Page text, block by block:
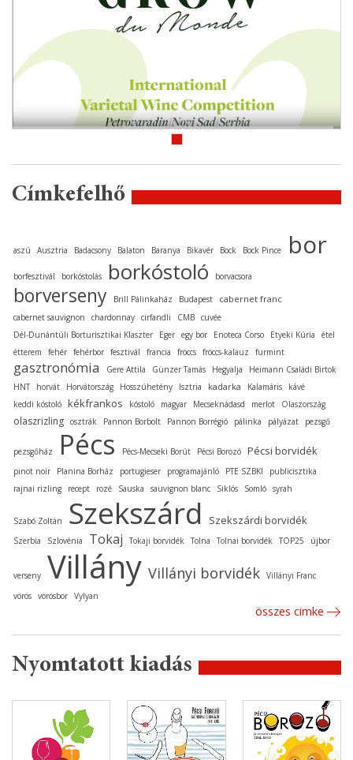
Címkefelhő
aszú Ausztria Badacsony Balaton Baranya Bikavér Bock Bock Pince bor
borfesztivál borkóstolás borkóstoló borvacsora
borverseny Brill Pálinkaház Budapest cabernet franc
cabernet sauvignon chardonnay cirfandli CMB cuvée
Dél-Dunántúli Borturisztikai Klaszter
Eger egy bor Enoteca Corso Etyeki Kúria
étel
étterem
fehér fehérbor fesztivál francia fröccs fröccs-kalauz furmint
gasztronómia Gere Attila Günzer Tamás Hegyalja
Heimann Családi Birtok
HNT
horvát Horvátország Hosszúhetény Isztria kadarka Kalamáris
kávé
keddi kóstoló kékfrankos kóstoló magyar Mecseknádasd merlot Olaszország
olaszrizling osztrák Pannon Borbolt Pannon Borrégió pálinka pályázat pezsgő
pezsgőház Pécs Pécs-Mecseki Borút Pécsi Borozó Pécsi borvidék
pinot noir Planina Borház portugieser programajánló PTE SZBKI
publicisztika
rajnai rizling
recept rozé Sauska sauvignon blanc Siklós Somló syrah
Szabó Zoltán Szekszárd Szekszárdi borvidék
Szerbia Szlovénia Tokaj Tokaji borvidék Tolna Tolnai borvidék TOP25 újbor
verseny Villány Villányi borvidék Villányi Franc
vörös vörösbor Vylyan
összes cimke
Nyomtatott kiadás